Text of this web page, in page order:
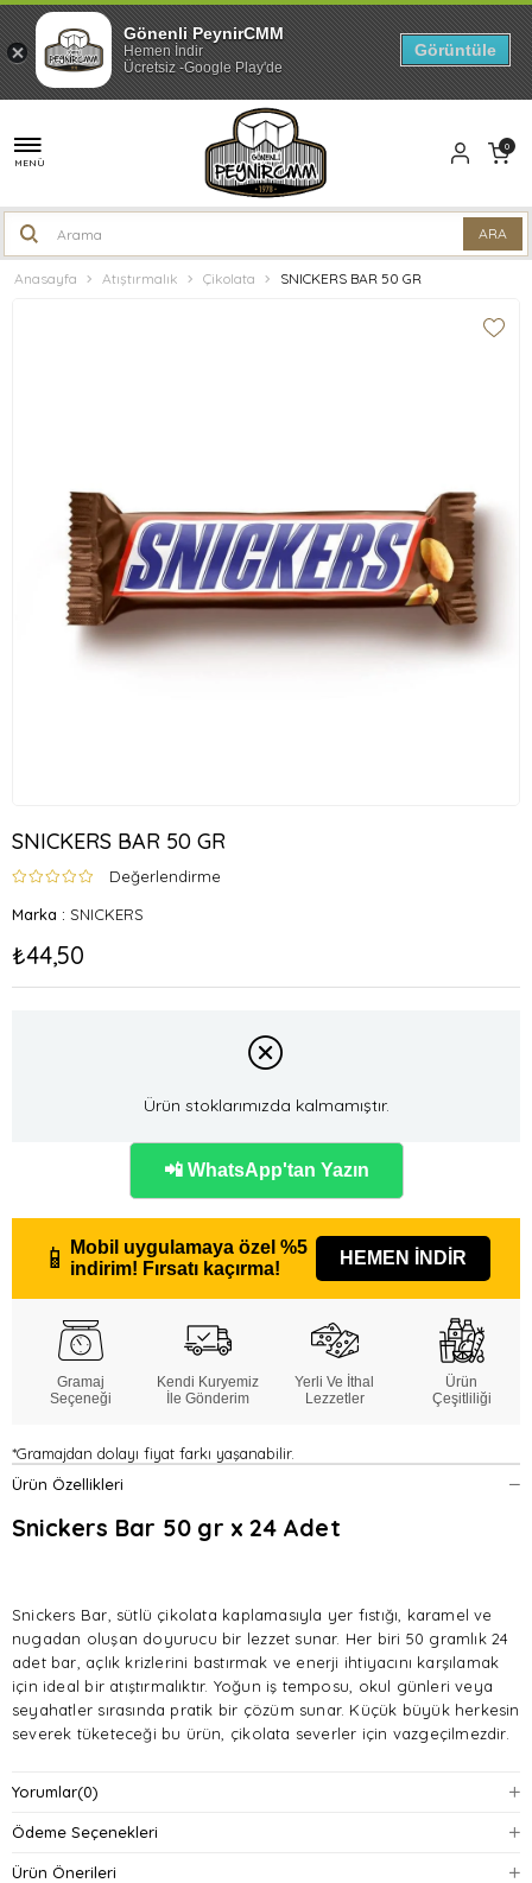
MENÜ
0
Anasayfa Atıştırmalık Çikolata SNICKERS BAR 50 GR
SNICKERS BAR 50 GR
Değerlendirme
Marka : SNICKERS
₺44,50
Ürün stoklarımızda kalmamıştır.
📲 WhatsApp'tan Yazın
📱 Mobil uygulamaya özel %5
indirim! Fırsatı kaçırma!
HEMEN İNDİR
Gramaj
Seçeneği
Kendi Kuryemiz
İle Gönderim
Yerli Ve İthal
Lezzetler
Ürün
Çeşitliliği
*Gramajdan dolayı fiyat farkı yaşanabilir.
Ürün Özellikleri
Snickers Bar 50 gr x 24 Adet
Snickers Bar, sütlü çikolata kaplamasıyla yer fıstığı, karamel ve
nugadan oluşan doyurucu bir lezzet sunar. Her biri 50 gramlık 24
adet bar, açlık krizlerini bastırmak ve enerji ihtiyacını karşılamak
için ideal bir atıştırmalıktır. Yoğun iş temposu, okul günleri veya
seyahatler sırasında pratik bir çözüm sunar. Küçük büyük herkesin
severek tüketeceği bu ürün, çikolata severler için vazgeçilmezdir.
Ürün Özellikleri
Gramaj:50 gram x 24 adet
Yorumlar(0)
Ödeme Seçenekleri
Ürün Önerileri
Gönenli PeynirCMM
Hemen İndir
Ücretsiz -Google Play'de
Görüntüle